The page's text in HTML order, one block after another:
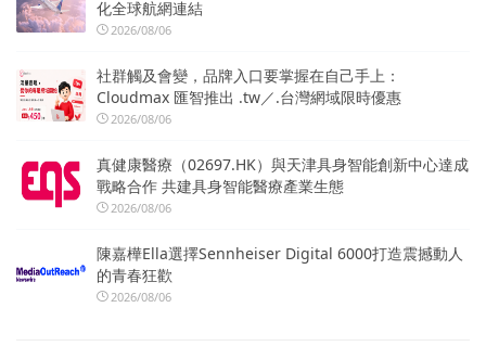
化全球航網連結
2026/08/06
社群觸及會變，品牌入口要掌握在自己手上：
Cloudmax 匯智推出 .tw／.台灣網域限時優惠
2026/08/06
真健康醫療（02697.HK）與天津具身智能創新中心達成
戰略合作 共建具身智能醫療產業生態
2026/08/06
陳嘉樺Ella選擇Sennheiser Digital 6000打造震撼動人
的青春狂歡
2026/08/06